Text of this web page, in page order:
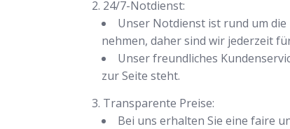
24/7-Notdienst:
Unser Notdienst ist rund um die
nehmen, daher sind wir jederzeit
Unser freundliches
zur Seite steht.
Transparente Preise:
Bei uns erhalten Sie eine faire